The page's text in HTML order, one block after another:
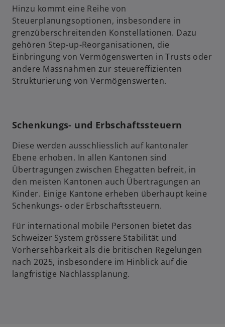
Hinzu kommt eine Reihe von
Steuerplanungsoptionen, insbesondere in
grenzüberschreitenden Konstellationen. Dazu
gehören Step-up-Reorganisationen, die
Einbringung von Vermögenswerten in Trusts oder
andere Massnahmen zur steuereffizienten
Strukturierung von Vermögenswerten.
Schenkungs- und Erbschaftssteuern
Diese werden ausschliesslich auf kantonaler
Ebene erhoben. In allen Kantonen sind
Übertragungen zwischen Ehegatten befreit, in
den meisten Kantonen auch Übertragungen an
Kinder. Einige Kantone erheben überhaupt keine
Schenkungs- oder Erbschaftssteuern.
Für international mobile Personen bietet das
Schweizer System grössere Stabilität und
Vorhersehbarkeit als die britischen Regelungen
nach 2025, insbesondere im Hinblick auf die
langfristige Nachlassplanung.